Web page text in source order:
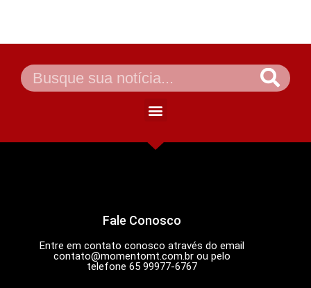
Fale Conosco
Entre em contato conosco através do email
contato@momentomt.com.brou pelo
telefone 65 99977-6767